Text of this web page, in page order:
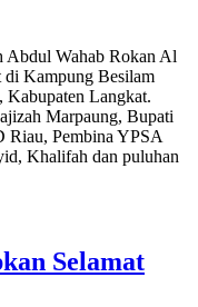
Abdul Wahab Rokan Al
di Kampung Besilam
Kabupaten Langkat.
Marpaung, Bupati
Riau, Pembina YPSA
Khalifah dan puluhan
Selamat